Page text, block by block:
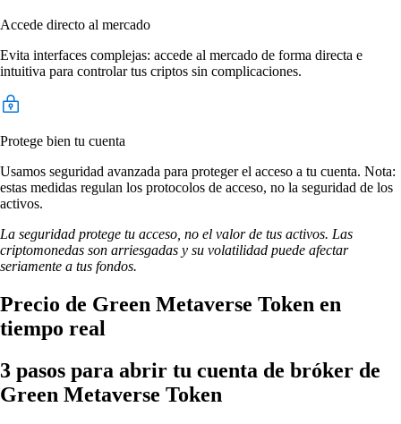
Accede directo al mercado
Evita interfaces complejas: accede al mercado de forma directa e
intuitiva para controlar tus criptos sin complicaciones.
Protege bien tu cuenta
Usamos seguridad avanzada para proteger el acceso a tu cuenta. Nota:
estas medidas regulan los protocolos de acceso, no la seguridad de los
activos.
La seguridad protege tu acceso, no el valor de tus activos. Las
criptomonedas son arriesgadas y su volatilidad puede afectar
seriamente a tus fondos.
Precio de Green Metaverse Token en
tiempo real
3 pasos para abrir tu cuenta de bróker de
Green Metaverse Token